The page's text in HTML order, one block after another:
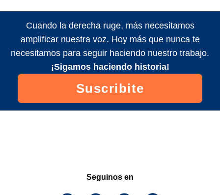
Cuando la derecha ruge, más necesitamos
amplificar nuestra voz. Hoy más que nunca te
necesitamos para seguir haciendo nuestro trabajo.
¡Sigamos haciendo historia!
Suscribite
Seguinos en